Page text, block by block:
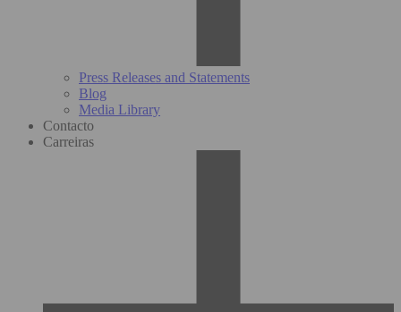
Press Releases and Statements
Blog
Media Library
Contacto
Carreiras